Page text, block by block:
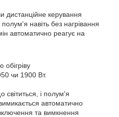
дистанційне керування
навіть без нагрівання
автоматично реагує на
чи 1900 Вт.
світиться, і полум'я
автоматично
та вимкнення